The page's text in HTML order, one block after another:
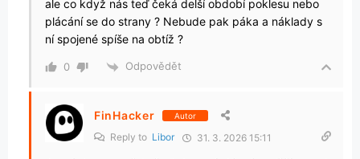
ale co když nás teď čeká delší období poklesu nebo
plácání se do strany ? Nebude pak páka a náklady s
ní spojené spíše na obtíž ?
0 Odpovědět
FinHacker Autor
Reply to Libor 31. 3. 2026 15:11